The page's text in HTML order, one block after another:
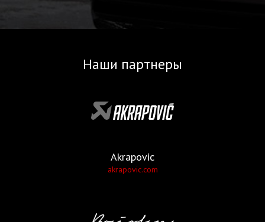
Наши партнеры
Akrapovic
akrapovic.com